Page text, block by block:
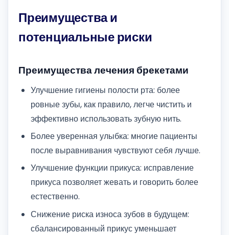
Преимущества и
потенциальные риски
Преимущества лечения брекетами
Улучшение гигиены полости рта: более
ровные зубы, как правило, легче чистить и
эффективно использовать зубную нить.
Более уверенная улыбка: многие пациенты
после выравнивания чувствуют себя лучше.
Улучшение функции прикуса: исправление
прикуса позволяет жевать и говорить более
естественно.
Снижение риска износа зубов в будущем:
сбалансированный прикус уменьшает